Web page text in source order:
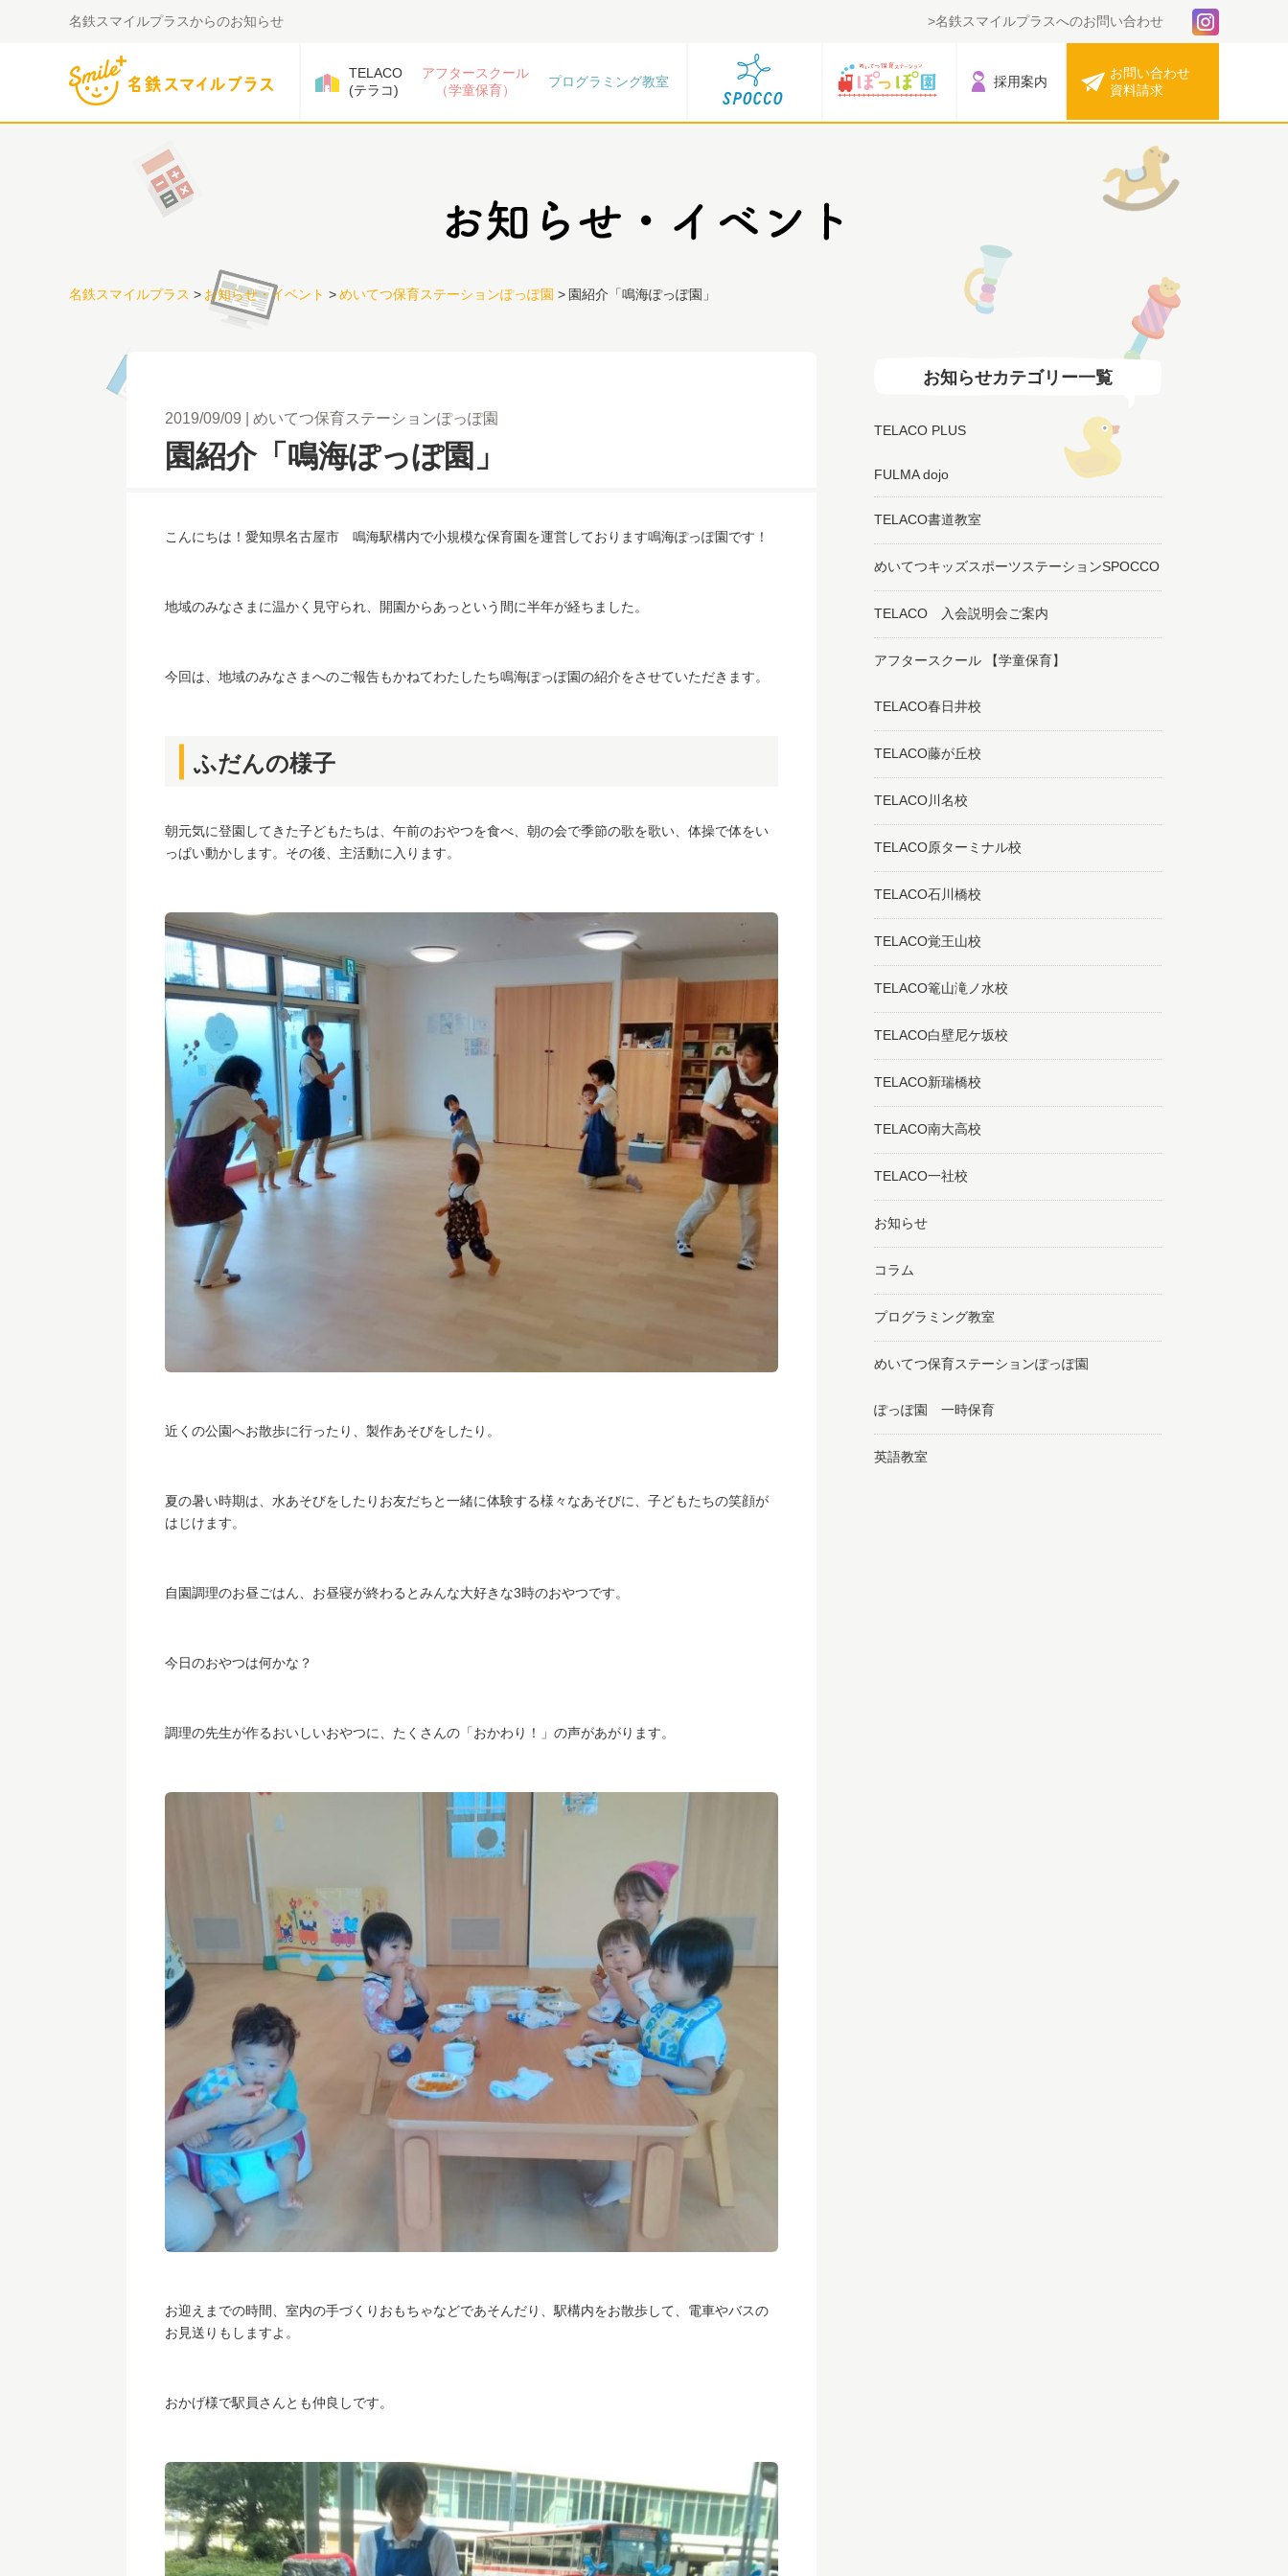
名鉄スマイルプラスからのお知らせ 名鉄スマイルプラスへのお問い合わせ
TELACO
(テラコ)
アフタースクール
（学童保育）
プログラミング教室 採用案内
お問い合わせ
資料請求
名鉄スマイルプラス > お知らせ・イベント >めいてつ保育ステーションぽっぽ園 > 園紹介「鳴海ぽっぽ園」
2019/09/09 めいてつ保育ステーションぽっぽ園
園紹介「鳴海ぽっぽ園」
こんにちは！愛知県名古屋市 鳴海駅構内で小規模な保育園を運営しております鳴海ぽっぽ園です！
地域のみなさまに温かく見守られ、開園からあっという間に半年が経ちました。
今回は、地域のみなさまへのご報告もかねてわたしたち鳴海ぽっぽ園の紹介をさせていただきます。
ふだんの様子
朝元気に登園してきた子どもたちは、午前のおやつを食べ、朝の会で季節の歌を歌い、体操で体をい
っぱい動かします。その後、主活動に入ります。
近くの公園へお散歩に行ったり、製作あそびをしたり。
夏の暑い時期は、水あそびをしたりお友だちと一緒に体験する様々なあそびに、子どもたちの笑顔が
はじけます。
自園調理のお昼ごはん、お昼寝が終わるとみんな大好きな3時のおやつです。
今日のおやつは何かな？
調理の先生が作るおいしいおやつに、たくさんの「おかわり！」の声があがります。
お迎えまでの時間、室内の手づくりおもちゃなどであそんだり、駅構内をお散歩して、電車やバスの
お見送りもしますよ。
おかげ様で駅員さんとも仲良しです。
お知らせカテゴリー一覧
TELACO PLUS
FULMA dojo
TELACO書道教室
めいてつキッズスポーツステーションSPOCCO
TELACO 入会説明会ご案内
アフタースクール 【学童保育】
TELACO春日井校
TELACO藤が丘校
TELACO川名校
TELACO原ターミナル校
TELACO石川橋校
TELACO覚王山校
TELACO篭山滝ノ水校
TELACO白壁尼ケ坂校
TELACO新瑞橋校
TELACO南大高校
TELACO一社校
お知らせ
コラム
プログラミング教室
めいてつ保育ステーションぽっぽ園
ぽっぽ園 一時保育
英語教室